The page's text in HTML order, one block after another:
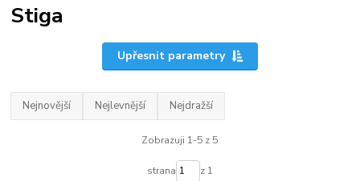
Stiga
Upřesnit parametry
Nejnovější Nejlevnější Nejdražší
Zobrazuji 1-5 z 5
strana z 1